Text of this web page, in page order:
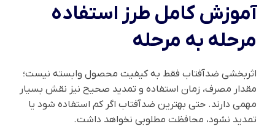
آموزش کامل طرز استفاده
مرحله به مرحله
اثربخشی ضدآفتاب فقط به کیفیت محصول وابسته نیست؛
مقدار مصرف، زمان استفاده و تمدید صحیح نیز نقش بسیار
مهمی دارند. حتی بهترین ضدآفتاب اگر کم استفاده شود یا
تمدید نشود، محافظت مطلوبی نخواهد داشت.